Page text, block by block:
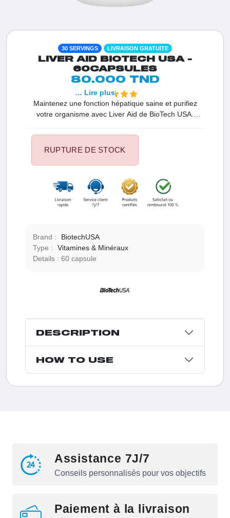
30 SERVINGS LIVRAISON GRATUITE
LIVER AID BIOTECH USA -
60CAPSULES
80.000 TND
Maintenez une fonction hépatique saine et purifiez
votre organisme avec Liver Aid de BioTech USA.
métabolisme est fortement sollicité, ce complexe
assure une protection du foie efficace grâce à une
disponible chez House Nutrition Tunisie.
… Lire plus
RUPTURE DE STOCK
Brand :
BiotechUSA
Type :
Vitamines & Minéraux
Details :
60 capsule
DESCRIPTION
HOW TO USE
Assistance 7J/7
Conseils personnalisés pour vos objectifs
Paiement à la livraison